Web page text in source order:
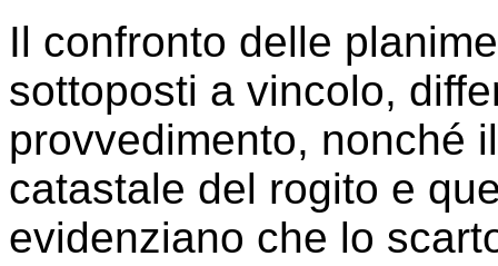
Il confronto delle
sottoposti a vincolo,
provvedimento, nonché
catastale del rogito e
evidenziano che lo